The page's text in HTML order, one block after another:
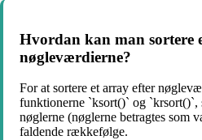
Hvordan kan man sortere
nøgleværdierne?
For at sortere et array efter
funktionerne `ksort()` og `krsort()`,
nøglerne (nøglerne betragtes som
faldende rækkefølge.